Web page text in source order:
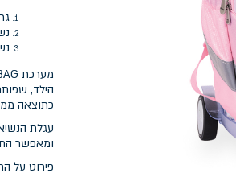
הילד,
כתוצאה
עגלת
ומאפשר
פירוט על